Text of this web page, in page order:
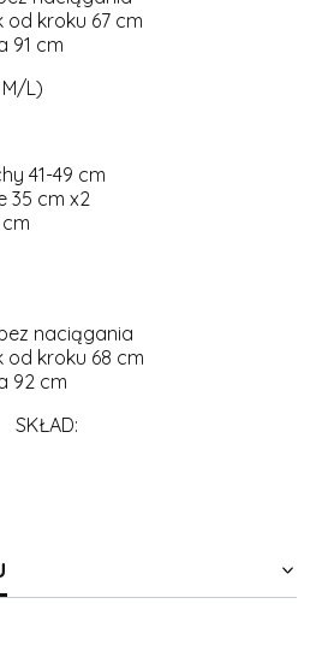
od kroku 67 cm
91 cm
L)
41-49 cm
35 cm x2
naciągania
od kroku 68 cm
92 cm
SKŁAD: